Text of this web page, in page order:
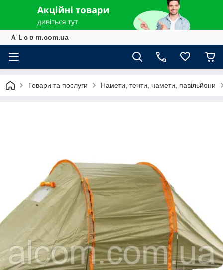
ＡＬcｏｍ.com.ua
Товари та послуги Намети, тенти, намети, павільйони